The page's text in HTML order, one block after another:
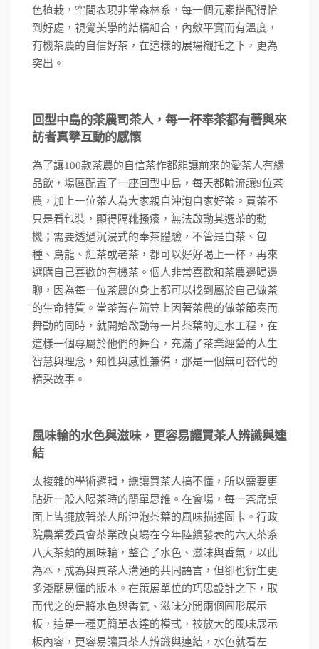
色植栽，空間表現非常森林系，每一個元素搭配得恰
到好處，視覺美學的結構組合，內斂平實而有溫度，
有機茶農的自信好茶，在這樣的展場襯托之下，更為
突出。
回型中島的茶農司茶人，每一杯奉茶都有著與來
訪者真摯互動的感懷
為了讓100款茶農的自信茶作都能讓前來的愛茶人有緣
品飲，場區配置了一座回型中島，每天都輪流讓9位茶
農，加上一位茶人為大家親自沖泡自家好茶。買茶不
只是看包裝，顯得隔靴搔癢，無法啟動其選茶的動
機；需要透過沉浸式的奉茶體驗，不管是白茶、包
種、烏龍、紅茶或老茶，都可以好好喝上一杯，再來
選購自己喜歡的有機茶。 個人非常喜歡和茶農邊喝邊
聊，因為每一位茶農的身上都可以找到屬於自己做茶
的生命特質。當茶菁在笳笠上因著茶農的做茶節奏而
舞動的同時，就開始啟動每一片茶葉的走水工程，在
這樣一個專屬於他們的舞台，充滿了茶業經營的人生
智慧與理念，知性與感性兼備，那是一個無可替代的
精采故事。
風味輪的水色與滋味，更容易讓買茶人辨識與連
結
太複雜的學術邏輯，總讓買茶人搞不懂，所以需要更
貼近一般人喝茶時的簡單思維。在會場，每一茶席桌
面上皆擺放著茶人所沖泡茶葉的風味描述圖卡。行政
院農業委員會茶業改良場在今年陸續發表的六大茶系
八大茶類的風味輪，整合了水色、滋味與香氣，以此
為本，成為與買茶人溝通的共同語言，但卻也衍生更
多淺顯易懂的版本。在策展單位的巧思設計之下，取
而代之的是將水色與香氣、滋味分開兩個圓形展示
板，這是一種更簡單表達的模式，被放大的風味展示
板內容，更容易讓買茶人辨識與連結，水色就看左